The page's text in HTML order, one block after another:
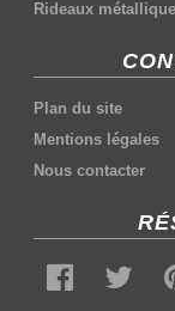
Rideaux métallique
Plan du site
Mentions légales
Nous contacter